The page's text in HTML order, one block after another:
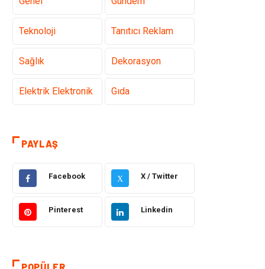
Teknoloji Tanıtıcı Reklam
Sağlık Dekorasyon
Elektrik Elektronik Gıda
PAYLAŞ
Facebook X X / Twitter
Pinterest Linkedin
POPÜLER